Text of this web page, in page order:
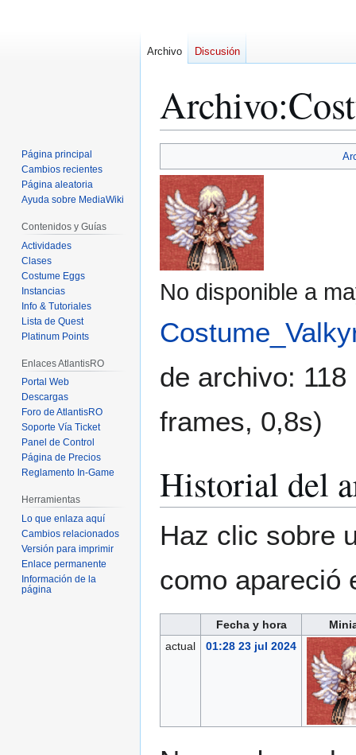
Archivo:
a
navegación
a
búsqueda
No disponible a
de archivo:
frames, 0,8s)
Historial del
Haz clic sobre
como apareció
Fecha y hora
actual
01:28 23 jul 2024
Archivo Discusión
Página principal
Cambios recientes
Página aleatoria
Ayuda sobre MediaWiki
Contenidos y Guías
Actividades
Clases
Costume Eggs
Instancias
Info & Tutoriales
Lista de Quest
Platinum Points
Enlaces AtlantisRO
Portal Web
Descargas
Foro de AtlantisRO
Soporte Vía Ticket
Panel de Control
Página de Precios
Reglamento In-Game
Herramientas
Lo que enlaza aquí
Cambios relacionados
Versión para imprimir
Enlace permanente
Información de la
página